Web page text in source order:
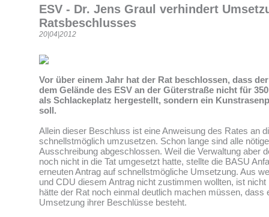
ESV - Dr. Jens Graul verhindert
Ratsbeschlusses
20|04|2012
Vor über einem Jahr hat der Rat beschlossen, dass
dem Gelände des ESV an der Güterstraße nicht für
als Schlackeplatz hergestellt, sondern ein
soll.
Allein dieser Beschluss ist eine Anweisung des Rates an
schnellstmöglich umzusetzen. Schon lange sind alle
Ausschreibung abgeschlossen. Weil die Verwaltung aber
noch nicht in die Tat umgesetzt hatte, stellte die BASU
erneuten Antrag auf schnellstmögliche Umsetzung. Aus
und CDU diesem Antrag nicht zustimmen wollten, ist
hätte der Rat noch einmal deutlich machen müssen, dass
Umsetzung ihrer Beschlüsse besteht.